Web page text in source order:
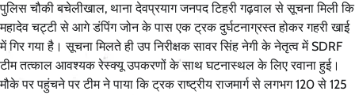
पुलिस चौकी बचेलीखाल, थाना देवप्रयाग जनपद टिहरी गढ़वाल से सूचना मिली कि
महादेव चट्टी से आगे डंपिंग जोन के पास एक ट्रक दुर्घटनाग्रस्त होकर गहरी खाई
में गिर गया है। सूचना मिलते ही उप निरीक्षक सावर सिंह नेगी के नेतृत्व में SDRF
टीम तत्काल आवश्यक रेस्क्यू उपकरणों के साथ घटनास्थल के लिए रवाना हुई।
मौके पर पहुंचने पर टीम ने पाया कि ट्रक राष्ट्रीय राजमार्ग से लगभग 120 से 125